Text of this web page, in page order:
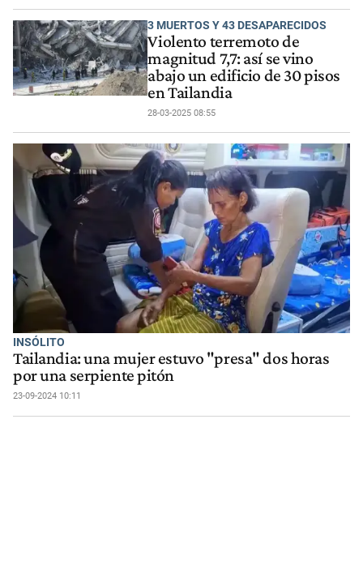
3 MUERTOS Y 43 DESAPARECIDOS
Violento terremoto de
magnitud 7,7: así se vino
abajo un edificio de 30 pisos
en Tailandia
28-03-2025 08:55
INSÓLITO
Tailandia: una mujer estuvo "presa" dos horas
por una serpiente pitón
23-09-2024 10:11